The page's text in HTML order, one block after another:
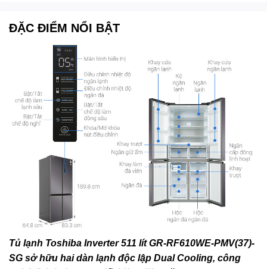
ĐẶC ĐIỂM NỔI BẬT
Tủ lạnh Toshiba Inverter 511 lít GR-RF610WE-PMV(37)-
SG sở hữu hai dàn lạnh độc lập Dual Cooling, công